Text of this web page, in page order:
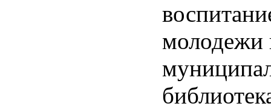
молодежи